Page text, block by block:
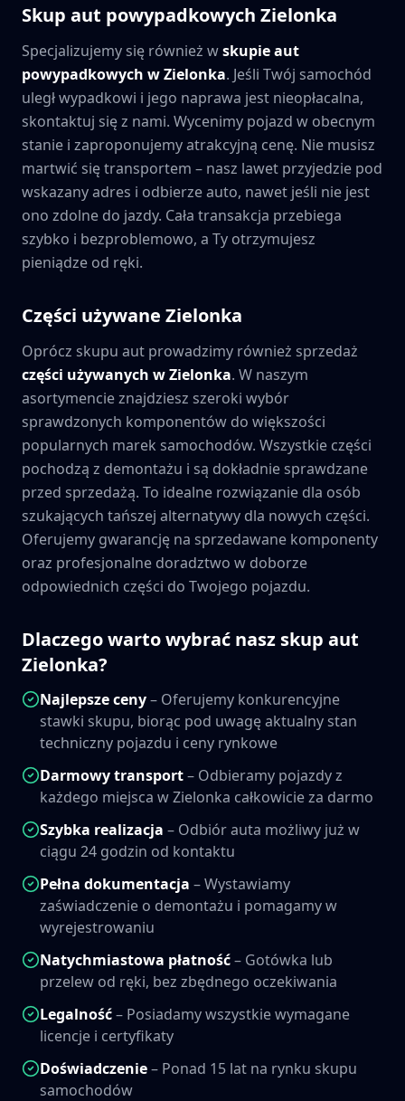
Skup aut powypadkowych Zielonka
Specjalizujemy się również wskupie aut
powypadkowych wZielonka. Jeśli Twój samochód
uległ wypadkowi i jego naprawa jest nieopłacalna,
skontaktuj się z nami. Wycenimy pojazd w obecnym
stanie i zaproponujemy atrakcyjną cenę. Nie musisz
martwić się transportem – nasz lawet przyjedzie pod
wskazany adres i odbierze auto, nawet jeśli nie jest
ono zdolne do jazdy. Cała transakcja przebiega
szybko i bezproblemowo, a Ty otrzymujesz
pieniądze od ręki.
Części używane Zielonka
Oprócz skupu aut prowadzimy również sprzedaż
części używanych wZielonka. W naszym
asortymencie znajdziesz szeroki wybór
sprawdzonych komponentów do większości
popularnych marek samochodów. Wszystkie części
pochodzą z demontażu i są dokładnie sprawdzane
przed sprzedażą. To idealne rozwiązanie dla osób
szukających tańszej alternatywy dla nowych części.
Oferujemy gwarancję na sprzedawane komponenty
oraz profesjonalne doradztwo w doborze
odpowiednich części do Twojego pojazdu.
Dlaczego warto wybrać nasz skup aut
Zielonka?
Najlepsze ceny– Oferujemy konkurencyjne
stawki skupu, biorąc pod uwagę aktualny stan
techniczny pojazdu i ceny rynkowe
Darmowy transport– Odbieramy pojazdy z
każdego miejsca wZielonka całkowicie za darmo
Szybka realizacja – Odbiór auta możliwy już w
ciągu 24 godzin od kontaktu
Pełna dokumentacja – Wystawiamy
zaświadczenie o demontażu i pomagamy w
wyrejestrowaniu
Natychmiastowa płatność– Gotówka lub
przelew od ręki, bez zbędnego oczekiwania
Legalność– Posiadamy wszystkie wymagane
licencje i certyfikaty
Doświadczenie– Ponad 15 lat na rynku skupu
samochodów